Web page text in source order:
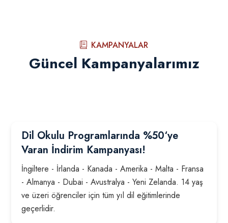
KAMPANYALAR
Güncel Kampanyalarımız
Dil Okulu Programlarında %50‘ye
Varan İndirim Kampanyası!
İngiltere - İrlanda - Kanada - Amerika - Malta - Fransa
- Almanya - Dubai - Avustralya - Yeni Zelanda. 14 yaş
ve üzeri öğrenciler için tüm yıl dil eğitimlerinde
geçerlidir.